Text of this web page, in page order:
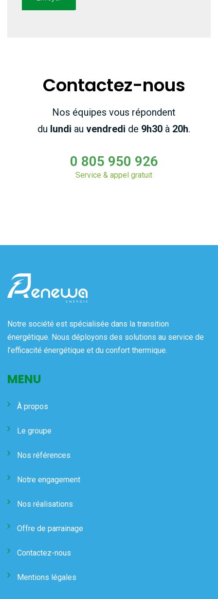
Contactez-nous
Nos équipes vous répondent
du lundi au vendredi de 9h30 à 20h.
0 805 950 926
Service & appel gratuit
Notre société est spécialisée dans la transition
énergétique. Nous déployons des solutions au service de
l’efficacité énergétique et du confort thermique.
MENU
À propos
Le groupe
Nos références
Notre engagement
Nos réalisations
Offre de parrainage
Contactez-nous
Mentions légales